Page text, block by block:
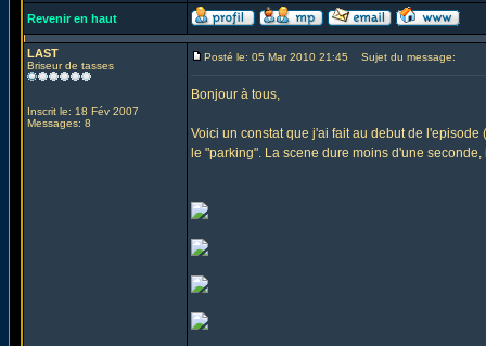
Revenir en haut
LAST
Briseur de tasses
Inscrit le: 18 Fév 2007
Messages: 8
Posté le: 05 Mar 2010 21:45 Sujet du message:
Bonjour à tous,
Voici un constat que j'ai fait au debut de
le "parking". La scene dure moins d'une